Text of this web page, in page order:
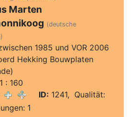
Marten
(deutsche
1985 und VOR 2006
Hekking Bouwplaten
: 160
ID: 1241, Qualität:
1